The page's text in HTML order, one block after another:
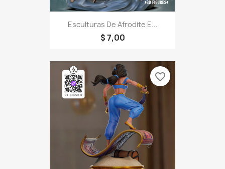
Esculturas De Afrodite E...
$ 7,00
favorite_border